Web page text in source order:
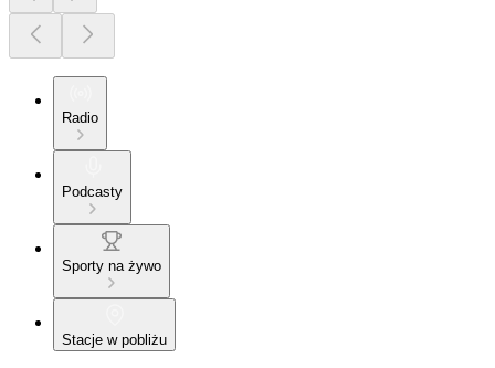
Radio
Podcasty
Sporty na żywo
Stacje w pobliżu